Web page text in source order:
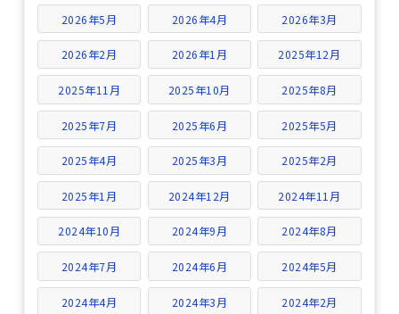
2026年5月 2026年4月 2026年3月
2026年2月 2026年1月 2025年12月
2025年11月 2025年10月 2025年8月
2025年7月 2025年6月 2025年5月
2025年4月 2025年3月 2025年2月
2025年1月 2024年12月 2024年11月
2024年10月 2024年9月 2024年8月
2024年7月 2024年6月 2024年5月
2024年4月 2024年3月 2024年2月